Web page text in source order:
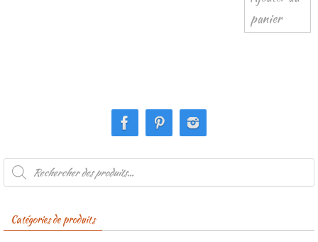
panier
Recherche
produits
Catégories de produits